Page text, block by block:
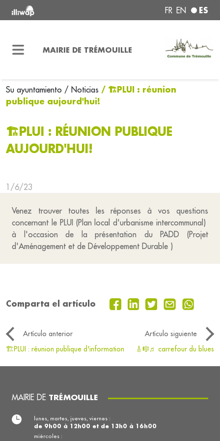
FR EN ES
MAIRIE DE TRÉMOUILLE
Su ayuntamiento / Noticias / 🏗️PLUI : réunion
publique aujourd'hui!
🏗️PLUI : RÉUNION PUBLIQUE
AUJOURD'HUI!
1/6/23
Venez trouver toutes les réponses à vos questions
concernant le PLUI (Plan local d'urbanisme intercommunal)
à l'occasion de la présentation du PADD (Projet
d'Aménagement et de Développement Durable )
Comparta el artículo
Artículo anterior
Artículo siguiente
🏗️PLUI : réunion publique d'information
🎸🎼♬ carrefour du blues
MAIRIE DE TRÉMOUILLE
lunes, martes, jueves, viernes :
de 9h00 à 12h00 et de 13h0 à 16h00
miércoles :